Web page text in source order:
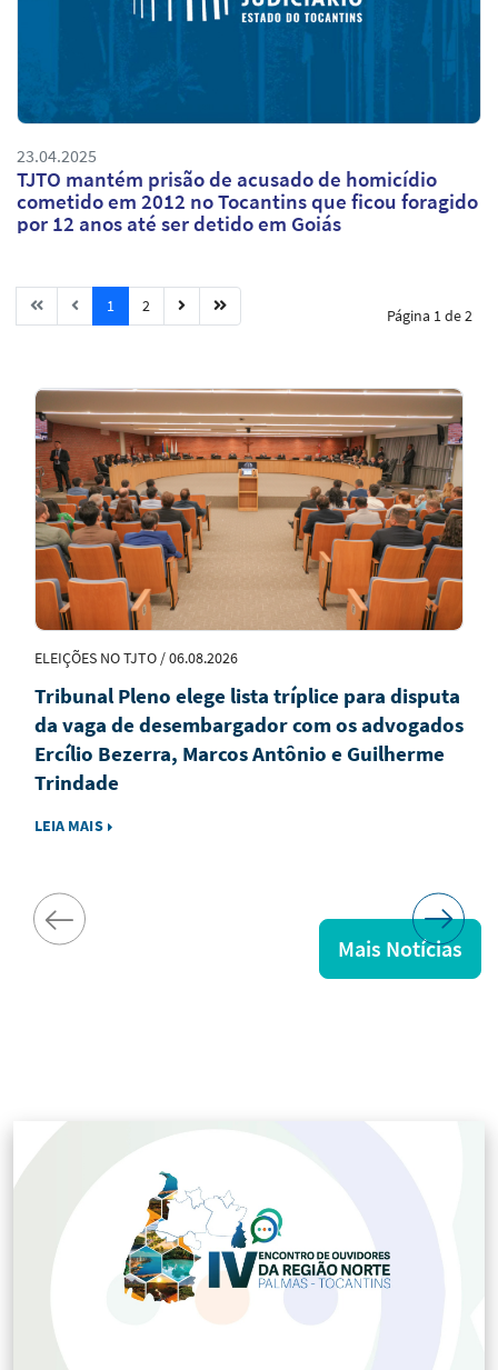
23.04.2025
TJTO mantém prisão de acusado de homicídio
cometido em 2012 no Tocantins que ficou foragido
por 12 anos até ser detido em Goiás
Página 1 de 2
1 2
Notícias
em
Destaque
ELEIÇÕES NO TJTO / 06.08.2026
Tribunal Pleno elege lista tríplice para disputa
da vaga de desembargador com os advogados
Ercílio Bezerra, Marcos Antônio e Guilherme
Trindade
LEIA MAIS
Mais Notícias